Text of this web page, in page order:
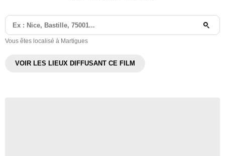
Vous êtes localisé à Martigues
VOIR LES LIEUX DIFFUSANT CE FILM